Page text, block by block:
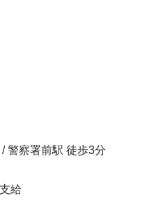
警察署前駅 徒歩3分
給